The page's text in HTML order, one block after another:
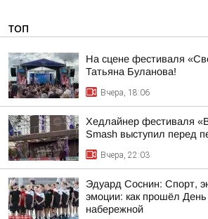
ТОП
На сцене фестиваля
Татьяна Буланова!
Вчера, 18:06
Хедлайнер фестиваля
Smash выступил перед
Вчера, 22:03
Эдуард Соснин: Спорт,
эмоции: как прошёл День
набережной